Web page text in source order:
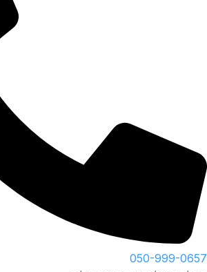
050-999-0657